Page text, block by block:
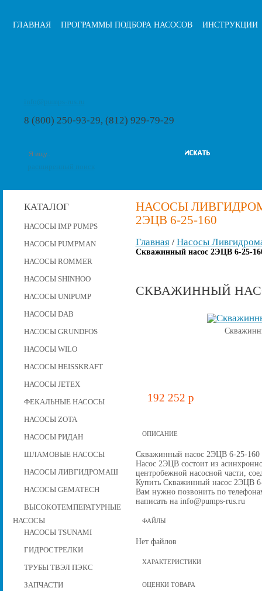
ГЛАВНАЯ ПРОГРАММЫ ПОДБОРА НАСОСОВ ИНСТРУКЦИИ
8 (800) 250-93-29, (812) 929-79-29
КАТАЛОГ
НАСОСЫ IMP PUMPS
НАСОСЫ PUMPMAN
НАСОСЫ ROMMER
НАСОСЫ SHINHOO
НАСОСЫ UNIPUMP
НАСОСЫ DAB
НАСОСЫ GRUNDFOS
НАСОСЫ WILO
НАСОСЫ HEISSKRAFT
НАСОСЫ JETEX
ФЕКАЛЬНЫЕ НАСОСЫ
НАСОСЫ ZOTA
НАСОСЫ РИДАН
ШЛАМОВЫЕ НАСОСЫ
НАСОСЫ ЛИВГИДРОМАШ
НАСОСЫ GEMATECH
ВЫСОКОТЕМПЕРАТУРНЫЕ
НАСОСЫ
НАСОСЫ TSUNAMI
ГИДРОСТРЕЛКИ
ТРУБЫ ТВЭЛ ПЭКС
ЗАПЧАСТИ
НАСОСЫ
2ЭЦВ 6-25-160
Главная/ Насосы
Скважинный насос 2ЭЦВ 6-25-
СКВАЖИННЫЙ
192 252 p
ОПИСАНИЕ
Скважинный насос 2ЭЦВ 6-25-160
Насос 2ЭЦВ состоит из
центробежной наcосной части,
Купить Скважинный насос 2ЭЦВ 6-
Вам нужно позвонить по
написать на info@pumps-rus.ru
ФАЙЛЫ
Нет файлов
ХАРАКТЕРИСТИКИ
ОЦЕНКИ ТОВАРА